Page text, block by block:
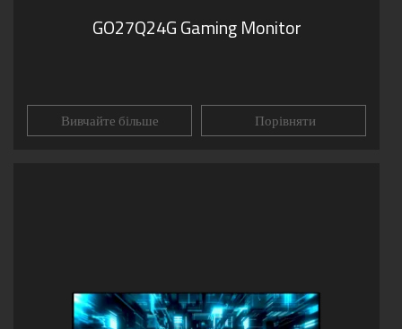
GO27Q24G Gaming Monitor
Вивчайте більше Порівняти